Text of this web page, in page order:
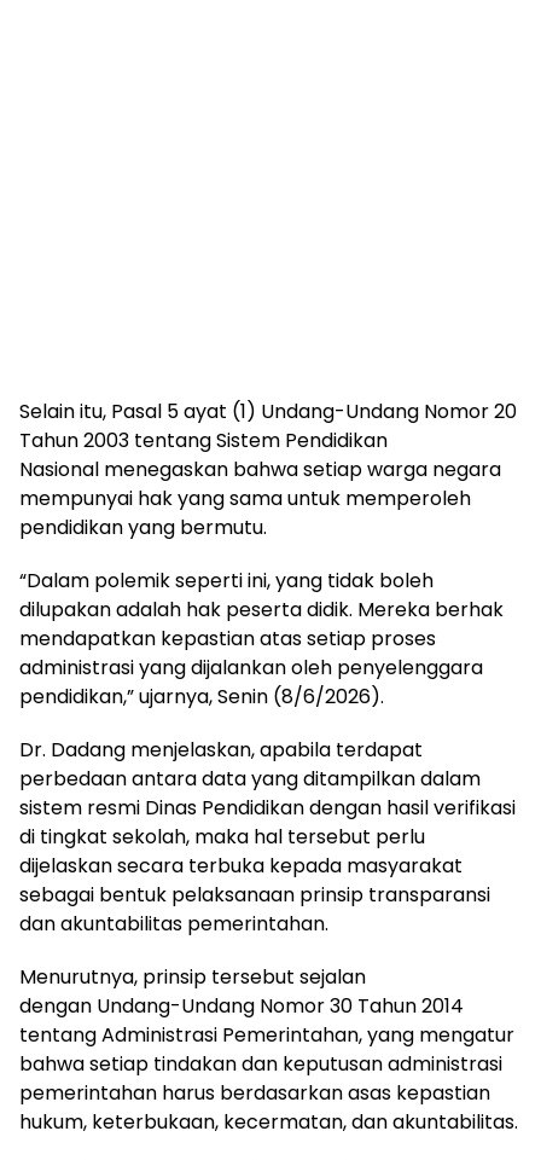
Selain itu, Pasal 5 ayat (1) Undang-Undang Nomor 20
Tahun 2003 tentang Sistem Pendidikan
Nasional menegaskan bahwa setiap warga negara
mempunyai hak yang sama untuk memperoleh
pendidikan yang bermutu.
“Dalam polemik seperti ini, yang tidak boleh
dilupakan adalah hak peserta didik. Mereka berhak
mendapatkan kepastian atas setiap proses
administrasi yang dijalankan oleh penyelenggara
pendidikan,” ujarnya, Senin (8/6/2026).
Dr. Dadang menjelaskan, apabila terdapat
perbedaan antara data yang ditampilkan dalam
sistem resmi Dinas Pendidikan dengan hasil verifikasi
di tingkat sekolah, maka hal tersebut perlu
dijelaskan secara terbuka kepada masyarakat
sebagai bentuk pelaksanaan prinsip transparansi
dan akuntabilitas pemerintahan.
Menurutnya, prinsip tersebut sejalan
dengan Undang-Undang Nomor 30 Tahun 2014
tentang Administrasi Pemerintahan, yang mengatur
bahwa setiap tindakan dan keputusan administrasi
pemerintahan harus berdasarkan asas kepastian
hukum, keterbukaan, kecermatan, dan akuntabilitas.